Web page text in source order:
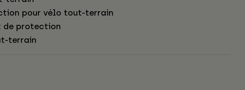
pour vélo tout-terrain
de protection
terrain